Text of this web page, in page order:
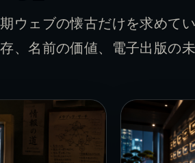
ウェブの懐古だけを求めて
、名前の価値、電子出版の